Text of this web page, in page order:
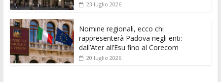
23 luglio 2026
Nomine regionali, ecco chi
rappresenterà Padova negli enti:
dall’Ater all’Esu fino al Corecom
20 luglio 2026